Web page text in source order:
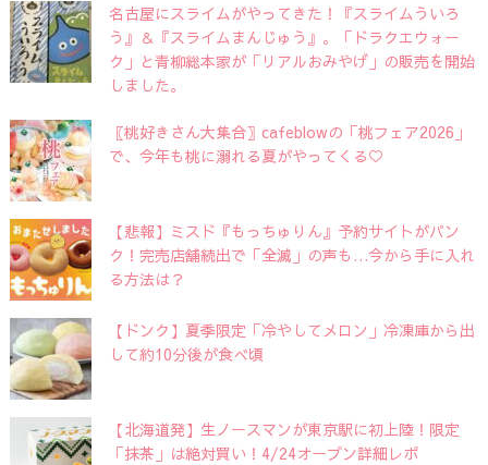
名古屋にスライムがやってきた！『スライムういろ
う』＆『スライムまんじゅう』。「ドラクエウォー
ク」と青柳総本家が「リアルおみやげ」の販売を開始
しました。
〖桃好きさん大集合〗cafeblowの「桃フェア2026」
で、今年も桃に溺れる夏がやってくる♡
【悲報】ミスド『もっちゅりん』予約サイトがパン
ク！完売店舗続出で「全滅」の声も…今から手に入れ
る方法は？
【ドンク】夏季限定「冷やしてメロン」冷凍庫から出
して約10分後が食べ頃
【北海道発】生ノースマンが東京駅に初上陸！限定
「抹茶」は絶対買い！4/24オープン詳細レポ